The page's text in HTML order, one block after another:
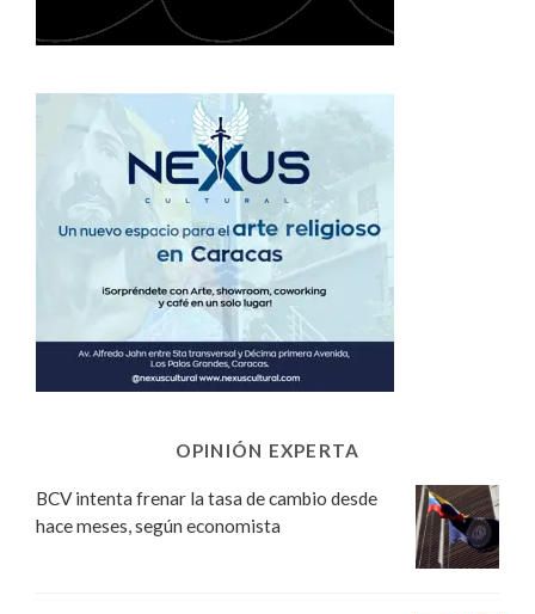
OPINIÓN EXPERTA
BCV intenta frenar la tasa de cambio desde
hace meses, según economista